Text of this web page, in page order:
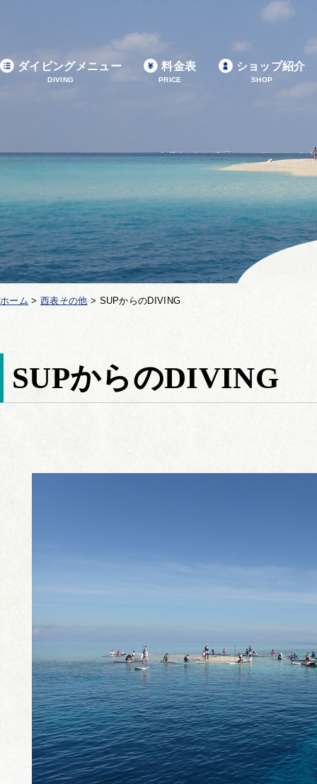
ダイビングメニュー
DIVING
料金表
PRICE
ショップ紹介
SHOP
ホーム > 西表その他 > SUPからのDIVING
SUPからのDIVING